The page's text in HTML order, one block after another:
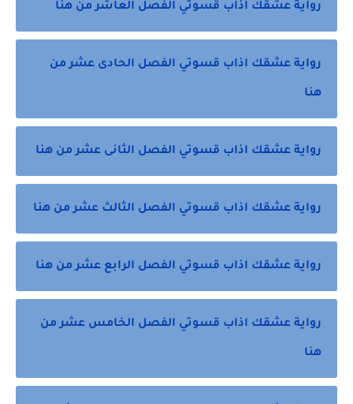
رواية عشقك اذاب قسوتي الفصل العاشر من هنا
رواية عشقك اذاب قسوتي الفصل الحادى عشر من
هنا
رواية عشقك اذاب قسوتي الفصل الثانى عشر من هنا
رواية عشقك اذاب قسوتي الفصل الثالث عشر من هنا
رواية عشقك اذاب قسوتي الفصل الرابع عشر من هنا
رواية عشقك اذاب قسوتي الفصل الخامس عشر من
هنا